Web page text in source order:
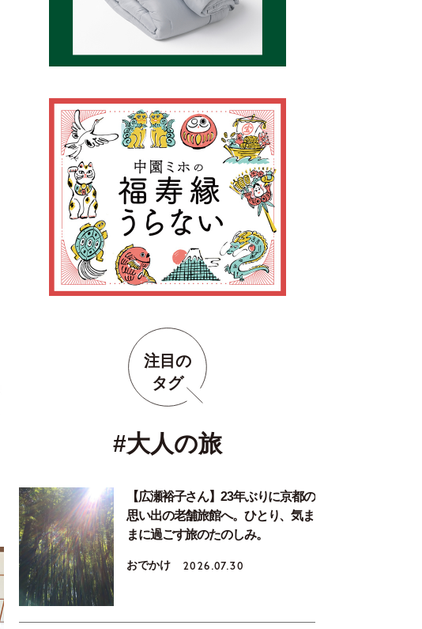
注目の
タグ
#大人の旅
【広瀬裕子さん】23年ぶりに京都の
思い出の老舗旅館へ。ひとり、気ま
まに過ごす旅のたのしみ。
おでかけ 2026.07.30